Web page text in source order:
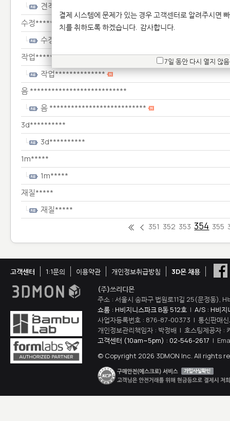
견적******
수정**************
수정**************
작업**************
작업**************
음 ***************************
음 ***************************
3d**********
3d**********
1m*****
1m*****
재질*****
재질*****
351 352 353 354 355
고객센터 1:1문의 이용약관 개인정보취급방침
3D몬 채용
(주)쓰리디몬
주소 : 서울시 송파구 법원로11길 25(문정동),
쇼룸 : H비지니스파크 B동 512호 | A/S : H비지
사업자등록번호 : 876-87-00373 | 통신판매
개인정보관리책임자 : 박정배 | 호스팅제공자 :
고객센터 (10am~5pm) : 02-546-2617 |
© Copyright 2026 3DMON Inc. All rights
결제 시스템에 문제가 있는 경우 고객센터로 알려주시면
치를 취하도록 하겠습니다. 감사합니다.
7일 동안 다시 열지 않음